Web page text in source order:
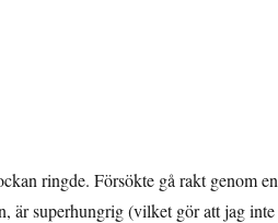
ringde. Försökte gå rakt genom en
är superhungrig (vilket gör att jag inte